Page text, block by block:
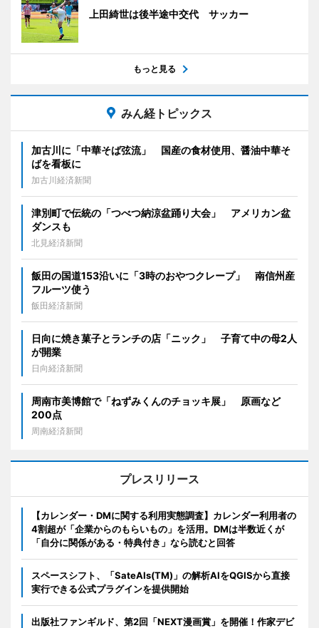
上田綺世は後半途中交代 サッカー
もっと見る
みん経トピックス
加古川に「中華そば弦流」 国産の食材使用、醤油中華そ
ばを看板に
加古川経済新聞
津別町で伝統の「つべつ納涼盆踊り大会」 アメリカン盆
ダンスも
北見経済新聞
飯田の国道153沿いに「3時のおやつクレープ」 南信州産
フルーツ使う
飯田経済新聞
日向に焼き菓子とランチの店「ニック」 子育て中の母2人
が開業
日向経済新聞
周南市美博館で「ねずみくんのチョッキ展」 原画など
200点
周南経済新聞
プレスリリース
【カレンダー・DMに関する利用実態調査】カレンダー利用者の
4割超が「企業からのもらいもの」を活用。DMは半数近くが
「自分に関係がある・特典付き」なら読むと回答
スペースシフト、「SateAIs(TM)」の解析AIをQGISから直接
実行できる公式プラグインを提供開始
出版社ファンギルド、第2回「NEXT漫画賞」を開催！作家デビ